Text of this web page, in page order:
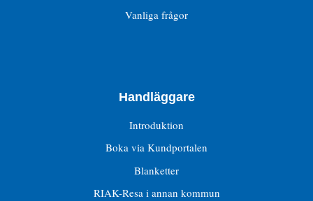
Vanliga frågor
Handläggare
Introduktion
Boka via Kundportalen
Blanketter
RIAK-Resa i annan kommun